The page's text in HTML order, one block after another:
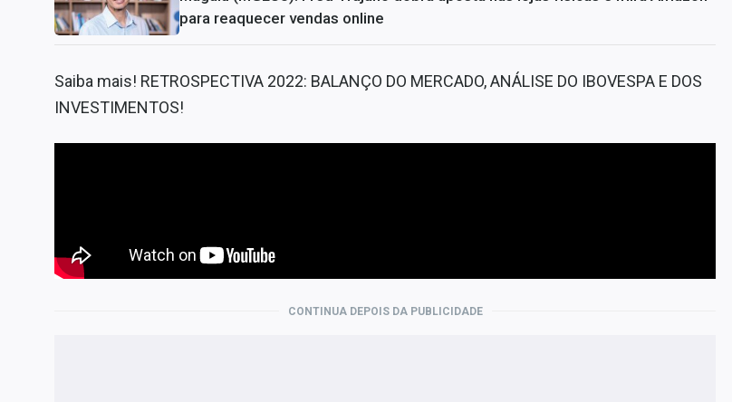
para reaquecer vendas online
Saiba mais! RETROSPECTIVA 2022: BALANÇO DO MERCADO, ANÁLISE DO IBOVESPA E DOS
INVESTIMENTOS!
CONTINUA DEPOIS DA PUBLICIDADE